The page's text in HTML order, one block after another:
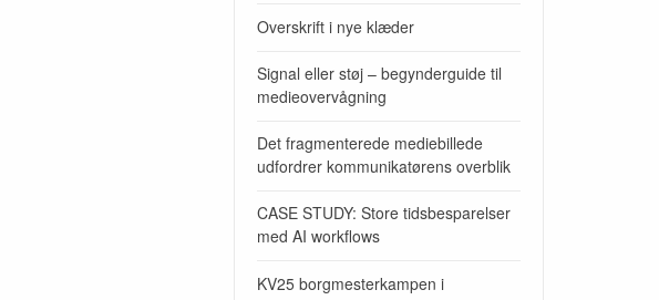
Overskrift i nye klæder
Signal eller støj – begynderguide til
medieovervågning
Det fragmenterede mediebillede
udfordrer kommunikatørens overblik
CASE STUDY: Store tidsbesparelser
med AI workflows
KV25 borgmesterkampen i